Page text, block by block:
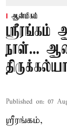
ஆன்மிகம்
ஸ்ரீரங்கம்
நாள்...
Published on: 07
ஸ்ரீரங்கம்,